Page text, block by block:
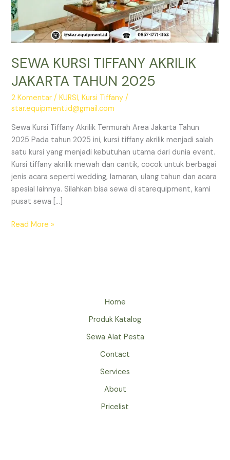
SEWA KURSI TIFFANY AKRILIK
JAKARTA TAHUN 2025
2 Komentar /KURSI,Kursi Tiffany /
star.equipment.id@gmail.com
Sewa Kursi Tiffany Akrilik Termurah Area Jakarta Tahun
2025 Pada tahun 2025 ini, kursi tiffany akrilik menjadi salah
satu kursi yang menjadi kebutuhan utama dari dunia event.
Kursi tiffany akrilik mewah dan cantik, cocok untuk berbagai
jenis acara seperti wedding, lamaran, ulang tahun dan acara
spesial lainnya. Silahkan bisa sewa di starequipment, kami
pusat sewa […]
SEWA
Read More »
Home
Produk Katalog
Sewa Alat Pesta
Contact
Services
About
Pricelist